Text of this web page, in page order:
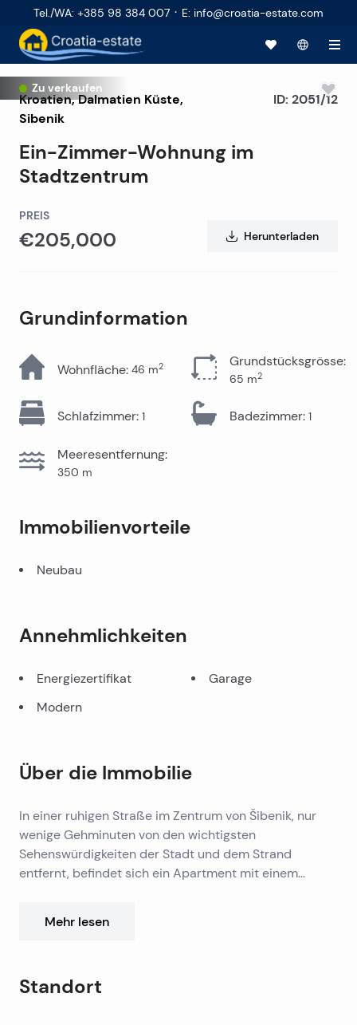
Tel./WA: +385 98 384 007 · E: info@croatia-estate.com
Zu verkaufen
Kroatien,Dalmatien Küste,
Sibenik
Ein-Zimmer-Wohnung im
Stadtzentrum
ID: 2051/12
PREIS
€205,000 Herunterladen
Grundinformation
Wohnfläche: 46 m2 Grundstücksgrösse:
65 m2
Schlafzimmer: 1 Badezimmer: 1
Meeresentfernung:
350 m
Immobilienvorteile
Neubau
Annehmlichkeiten
Energiezertifikat
Garage
Modern
Über die Immobilie
In einer ruhigen Straße im Zentrum von Šibenik, nur
wenige Gehminuten von den wichtigsten
Sehenswürdigkeiten der Stadt und dem Strand
entfernt, befindet sich ein Apartment mit einem
Vorraum, Wohnzimmer mit Küche und Essbereich,
Es ist mit Fußbodenheizung und Klimaanlage
Mehr lesen
Standort